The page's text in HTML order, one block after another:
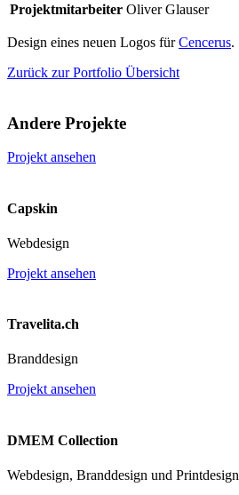
Projektmitarbeiter Oliver Glauser
Design eines neuen Logos fürCencerus.
Zurück zur Portfolio Übersicht
Andere Projekte
Projekt ansehen
Capskin
Webdesign
Projekt ansehen
Travelita.ch
Branddesign
Projekt ansehen
DMEM Collection
Webdesign, Branddesign und Printdesign